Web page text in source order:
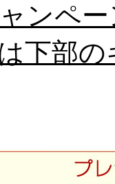
ンペ
下部